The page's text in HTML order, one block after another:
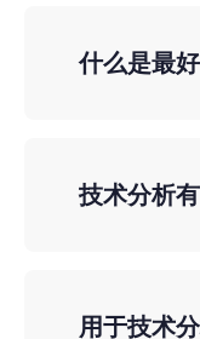
什么是最
技术分析
用于技术